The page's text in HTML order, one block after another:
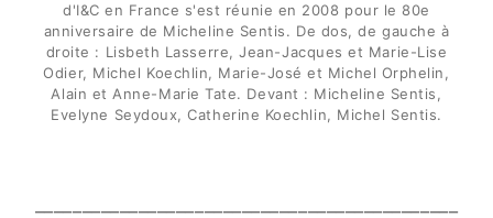
d'I&C en France s'est réunie en 2008 pour le 80e
anniversaire de Micheline Sentis. De dos, de gauche à
droite : Lisbeth Lasserre, Jean-Jacques et Marie-Lise
Odier, Michel Koechlin, Marie-José et Michel Orphelin,
Alain et Anne-Marie Tate. Devant : Micheline Sentis,
Evelyne Seydoux, Catherine Koechlin, Michel Sentis.